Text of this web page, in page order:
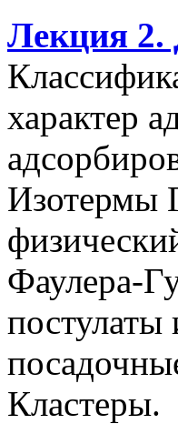
Лекция 2.
характер
Изотермы
Фаулера-
Кластеры.